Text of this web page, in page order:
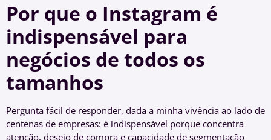
Por que o Instagram é
indispensável para
negócios de todos os
tamanhos
Pergunta fácil de responder, dada a minha vivência ao lado de
centenas de empresas: é indispensável porque concentra
atenção, desejo de compra e capacidade de segmentação